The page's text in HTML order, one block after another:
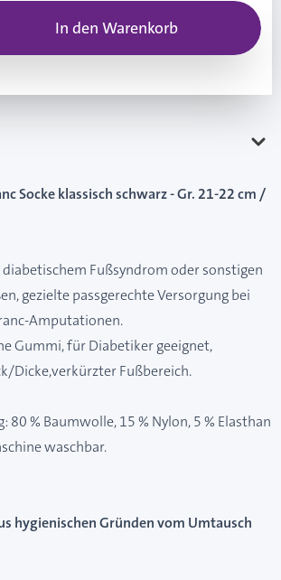
In den Warenkorb
Socke klassisch schwarz - Gr. 21-22 cm /
diabetischem Fußsyndrom oder sonstigen
gezielte passgerechte Versorgung bei
Amputationen.
Gummi, für Diabetiker geeignet,
Dicke,verkürzter Fußbereich.
80 % Baumwolle, 15 % Nylon, 5 % Elasthan
waschbar.
hygienischen Gründen vom Umtausch